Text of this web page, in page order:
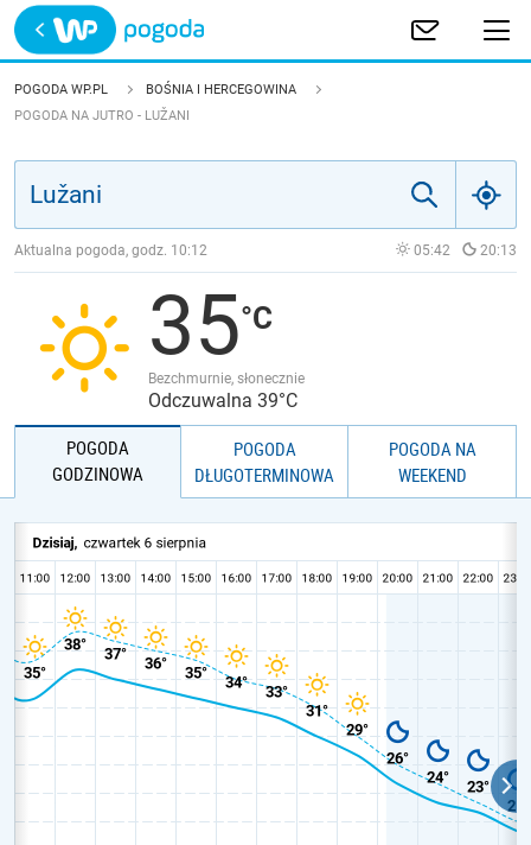
Trwa ładowanie
POLSKA
JAKOŚĆ POWIETRZA
POGODA WP.PL
BOŚNIA I HERCEGOWINA
POGODA NA JUTRO - LUŽANI
Aktualna pogoda, godz. 10:12 05:42 20:13
35
Bezchmurnie, słonecznie
Odczuwalna 39°C
POGODA
GODZINOWA
POGODA
DŁUGOTERMINOWA
POGODA NA
WEEKEND